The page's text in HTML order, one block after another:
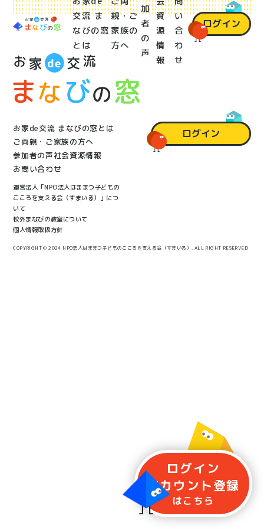
交流 ま
なびの窓
とは
親・ご
家族の
方へ
加
者
の
声
資
源
情
報
い
合
わ
せ
ログイン
ログイン
アカウント登録
はこちら
お家de交流 まなびの窓とは
ご両親・ご家族の方へ
参加者の声社会資源情報
お問い合わせ
運営法人「NPO法人はままつ子どもの
こころを支える会（すまいる）」につ
いて
校外まなびの教室について
個人情報取扱方針
ログイン
COPYRIGHT © 2024 NPO法人はままつ子どものこころを支える会（すまいる）. ALL RIGHT RESERVED